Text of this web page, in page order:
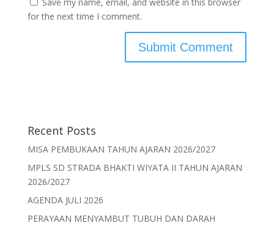
for the next time I comment.
Recent Posts
MISA PEMBUKAAN TAHUN AJARAN 2026/2027
MPLS SD STRADA BHAKTI WIYATA II TAHUN AJARAN
2026/2027
AGENDA JULI 2026
PERAYAAN MENYAMBUT TUBUH DAN DARAH